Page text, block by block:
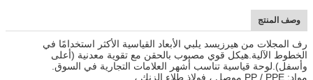
وصف المنتج
رف المجلات من هيرزيسد يلبي الأبعاد القياسية الأكثر استخدامًا في
الخطوط الآلية.هيكل قوي مصبوب بالحقن مع تقوية معدنية (أعلى
وأسفل).لوحة قياسية تناسب أشهر العلامات التجارية في السوق.
مواد: PP / PPE موصل ، فولاذ طلاء الزنك ،